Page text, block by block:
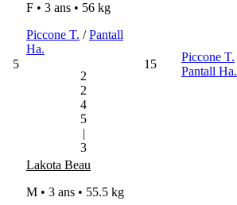
5
F • 3 ans • 56 kg
Piccone T. /Pantall
Ha.
2
2
4
5
|
3
15
Piccone T.
Pantall Ha.
Lakota Beau
M • 3 ans • 55.5 kg